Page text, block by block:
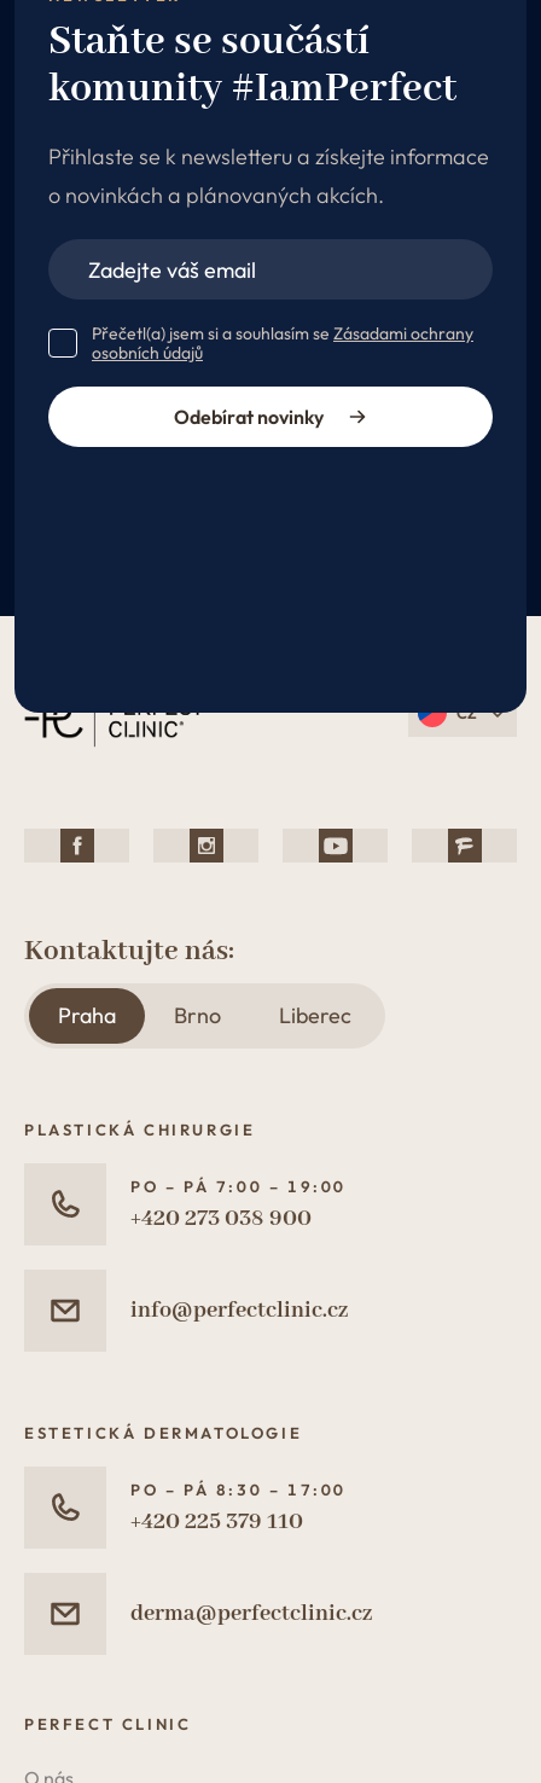
Staňte se součástí
komunity #IamPerfect
Přihlaste se k newsletteru a získejte informace
o novinkách a plánovaných akcích.
Přečetl(a) jsem si a souhlasím se Zásadami ochrany
osobních údajů
Odebírat novinky
CZ
Kontaktujte nás:
Praha Brno Liberec
PLASTICKÁ CHIRURGIE
PO – PÁ 7:00 – 19:00
+420 273 038 900
info@perfectclinic.cz
ESTETICKÁ DERMATOLOGIE
PO – PÁ 8:30 – 17:00
+420 225 379 110
derma@perfectclinic.cz
PERFECT CLINIC
O nás